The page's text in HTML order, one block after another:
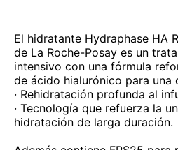
El hidratante Hydraphase HA
de La Roche-Posay es un
intensivo con una fórmula
de ácido hialurónico para una
· Rehidratación profunda al
· Tecnología que refuerza la
hidratación de larga duración.